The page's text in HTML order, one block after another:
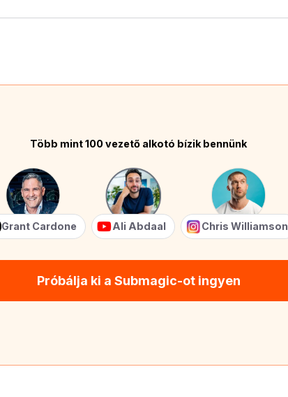
Több mint 100 vezető alkotó bízik bennünk
Grant Cardone Ali Abdaal Chris Williamson
Próbálja ki a Submagic-ot ingyen